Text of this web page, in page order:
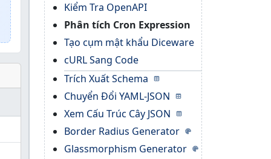
Kiểm Tra OpenAPI
Phân tích Cron Expression
Tạo cụm mật khẩu Diceware
cURL Sang Code
Trích Xuất Schema
Chuyển Đổi YAML-JSON
Xem Cấu Trúc Cây JSON
Border Radius Generator
Glassmorphism Generator